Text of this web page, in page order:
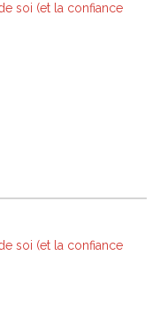
soi (et la confiance
soi (et la confiance